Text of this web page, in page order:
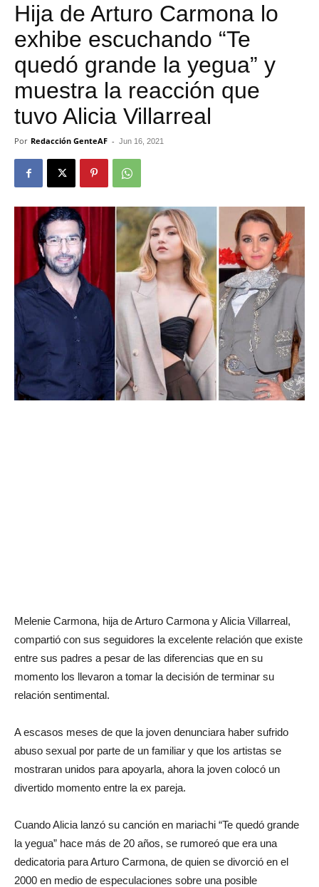
Hija de Arturo Carmona lo
exhibe escuchando “Te
quedó grande la yegua” y
muestra la reacción que
tuvo Alicia Villarreal
Por Redacción GenteAF - Jun 16, 2021
Melenie Carmona, hija de Arturo Carmona y Alicia Villarreal,
compartió con sus seguidores la excelente relación que existe
entre sus padres a pesar de las diferencias que en su
momento los llevaron a tomar la decisión de terminar su
relación sentimental.
A escasos meses de que la joven denunciara haber sufrido
abuso sexual por parte de un familiar y que los artistas se
mostraran unidos para apoyarla, ahora la joven colocó un
divertido momento entre la ex pareja.
Cuando Alicia lanzó su canción en mariachi “Te quedó grande
la yegua” hace más de 20 años, se rumoreó que era una
dedicatoria para Arturo Carmona, de quien se divorció en el
2000 en medio de especulaciones sobre una posible